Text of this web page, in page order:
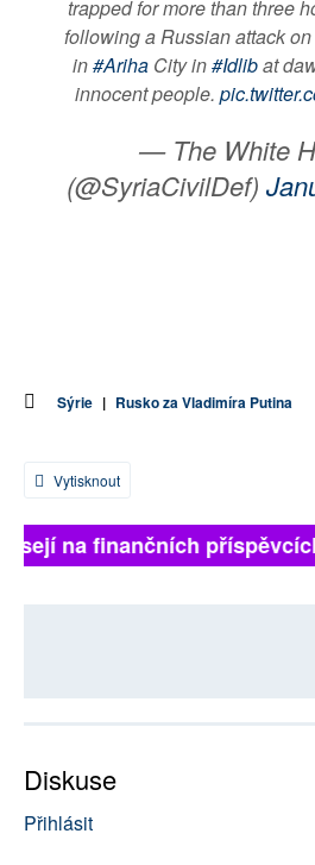
trapped for more than three
following a Russian attack
in#ArihaCity in#Idlibat
innocent people.
— The White
(@SyriaCivilDef)
Sýrie | Rusko za Vladimíra Putina
Vytisknout
na finančních
Diskuse
Přihlásit